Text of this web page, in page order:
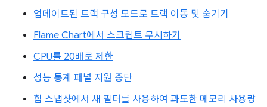
업데이트된 트랙 구성 모드로 트랙 이동 및 숨기기
Flame Chart에서 스크립트 무시하기
CPU를 20배로 제한
성능 통계 패널 지원 중단
힙 스냅샷에서 새 필터를 사용하여 과도한 메모리 사용량